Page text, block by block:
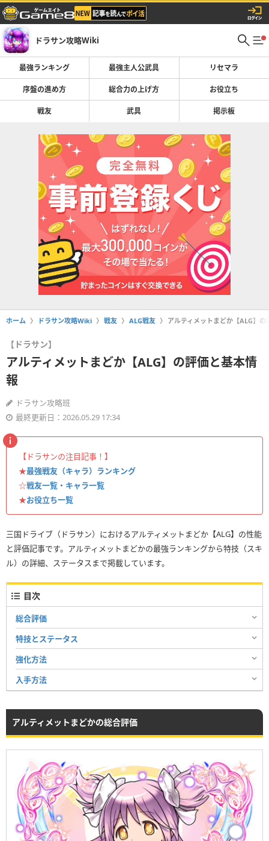
ドラサン攻略Wiki
最強ランキング 最強主人公武具 リセマラ
序盤の進め方 総合力の上げ方 お役立ち
戦友 武具 掲示板
ホーム ドラサン攻略Wiki 戦友 ALG戦友 アルティメットまどか【ALG】の
【ドラサン】
アルティメットまどか【ALG】の評価と基本情
報
ドラサン攻略班
最終更新日：2026.05.29 17:34
【ドラサンの注目記事！】
★最強戦友（キャラ）ランキング
☆戦友一覧・キャラ一覧
★お役立ち一覧
三国ドライブ（ドラサン）におけるアルティメットまどか【ALG】の性能
と評価記事です。アルティメットまどかの最強ランキングから特技（スキ
ル）の詳細、ステータスまで掲載しています。
目次
総合評価
特技とステータス
強化方法
入手方法
アルティメットまどかの総合評価